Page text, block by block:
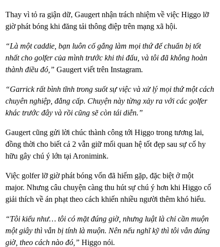
Thay vì tỏ ra giận dữ, Gaugert nhận trách nhiệm về việc Higgo lỡ
giờ phát bóng khi đăng tải thông điệp trên mạng xã hội.
“Là một caddie, bạn luôn cố gắng làm mọi thứ để chuẩn bị tốt
nhất cho golfer của mình trước khi thi đấu, và tôi đã không hoàn
thành điều đó,”Gaugert viết trên Instagram.
“Garrick rất bình tĩnh trong suốt sự việc và xử lý mọi thứ một cách
chuyên nghiệp, đẳng cấp. Chuyện này từng xảy ra với các golfer
khác trước đây và rồi cũng sẽ còn tái diễn.”
Gaugert cũng gửi lời chúc thành công tới Higgo trong tương lai,
đồng thời cho biết cả 2 vẫn giữ mối quan hệ tốt đẹp sau sự cố hy
hữu gây chú ý lớn tại Aronimink.
Việc golfer lỡ giờ phát bóng vốn đã hiếm gặp, đặc biệt ở một
major. Nhưng câu chuyện càng thu hút sự chú ý hơn khi Higgo cố
giải thích về án phạt theo cách khiến nhiều người thêm khó hiểu.
“Tôi kiểu như… tôi có mặt đúng giờ, nhưng luật là chỉ cần muộn
một giây thì vẫn bị tính là muộn. Nên nếu nghĩ kỹ thì tôi vẫn đúng
giờ, theo cách nào đó,” Higgo nói.